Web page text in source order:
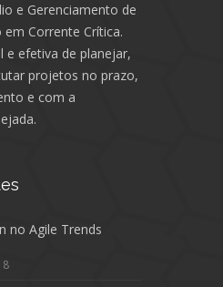
e Gerenciamento de
Corrente Crítica.
e efetiva de planejar,
projetos no prazo,
e com a
no Agile Trends